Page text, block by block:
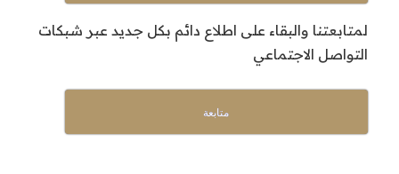
لمتابعتنا والبقاء على اطلاع دائم بكل جديد عبر شبكات
التواصل الاجتماعي
متابعة